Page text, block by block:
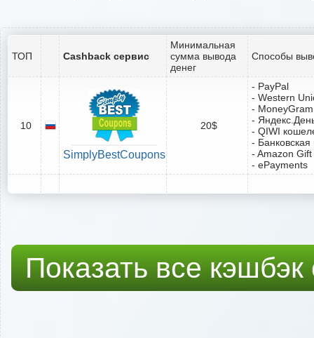
ТОП Cashback сервис
Минимальная
сумма вывода
денег
Способы
10
SimplyBestCoupons
20$
- PayPal
- Western
- MoneyGram
-
- QIWI
-
- Amazon
- ePayments
Показать все